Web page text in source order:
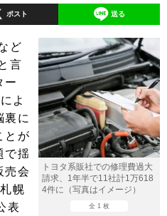
四国
愛車 File
ストップ！不具合修理＆粗悪修理
洗車
コーティング
防錆
カーメーカー「旧車」関連プロジェ
クト
ポスト 送る
トヨタ系販社での修理費過大
請求、1年半で11社計1万618
4件に（写真はイメージ）
全 1 枚
ど
言
ー
よ
裏に
とが
で揺
売会
幌
表